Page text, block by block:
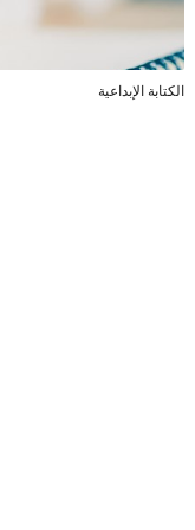
الكتابة الإبداعية